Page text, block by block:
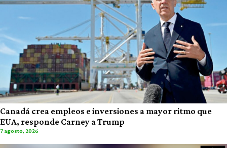
Canadá crea empleos e inversiones a mayor ritmo que
EUA, responde Carney a Trump
7 agosto, 2026